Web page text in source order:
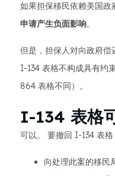
如果担保移民依赖美国政
申请产生负面影响。
但是，担保人对向政府偿
I-134 表格不构成具有约
864 表格不同）。
I-134 表格
可以。 要撤回 I-134 表格
向处理此案的移民